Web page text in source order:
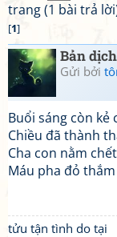
trang (1 bài trả
[1]
Bản
Gửi bởi
Buổi sáng còn kẻ
Chiều đã thành
Cha con nằm
Máu pha đỏ
tửu tận tình do tại